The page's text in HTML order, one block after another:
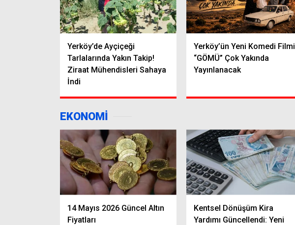
Yerköy’de Ayçiçeği
Tarlalarında Yakın Takip!
Ziraat Mühendisleri Sahaya
İndi
Yerköy’ün Yeni Komedi Filmi
“GÖMÜ” Çok Yakında
Yayınlanacak
EKONOMİ
14 Mayıs 2026 Güncel Altın
Fiyatları
Kentsel Dönüşüm Kira
Yardımı Güncellendi: Yeni